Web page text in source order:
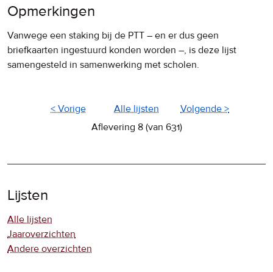
Opmerkingen
Vanwege een staking bij de PTT – en er dus geen
briefkaarten ingestuurd konden worden –, is deze lijst
samengesteld in samenwerking met scholen.
< Vorige Alle lijsten
Volgende >
Aflevering 8 (van 631)
Lijsten
Alle lijsten
Jaaroverzichten
Andere overzichten